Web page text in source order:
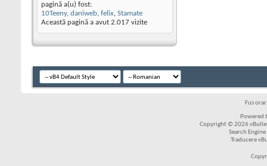
pagină a(u) fost:
10Teeny, daniweb, felix, Stamate
Această pagină a avut 2.017 vizite
Fus
Powered
Copyright © 2026
Search
Traducere